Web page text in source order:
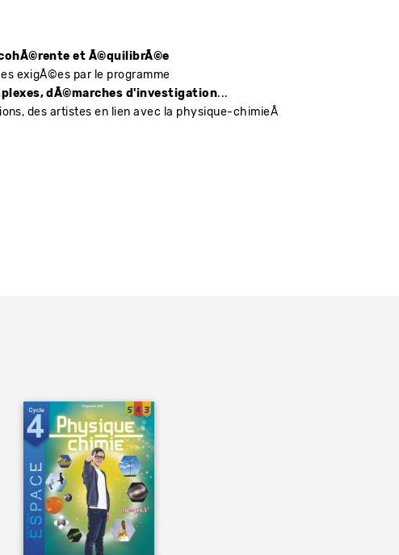
et Ã©quilibrÃ©e
exigÃ©es par le programme
dÃ©marches d'investigation...
des artistes en lien avec la physique-chimieÂ